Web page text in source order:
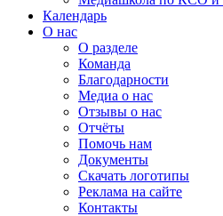
Календарь
О нас
О разделе
Команда
Благодарности
Медиа о нас
Отзывы о нас
Отчёты
Помочь нам
Документы
Скачать логотипы
Реклама на сайте
Контакты